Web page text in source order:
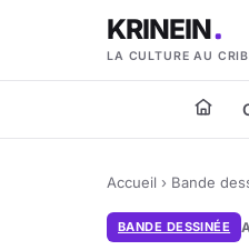
KRINEIN
LA CULTURE AU
Accueil › Bande
BANDE DESSINÉE